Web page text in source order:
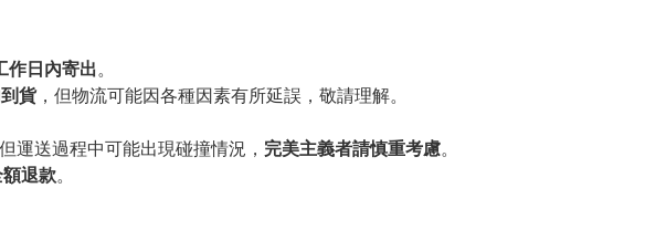
作日內寄出。
貨，但物流可能因各種因素有所延誤，敬請理解。
運送過程中可能出現碰撞情況， 完美主義者請慎重考慮。
額退款。